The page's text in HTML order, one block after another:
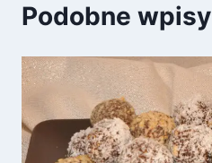
Podobne wpisy